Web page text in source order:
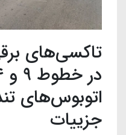
تاکسی‌های
اتوبوس‌های
جزییات